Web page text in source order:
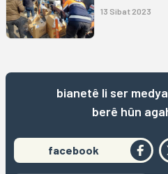
13 Sibat 2023
bianetê li ser
berê hûn
facebook